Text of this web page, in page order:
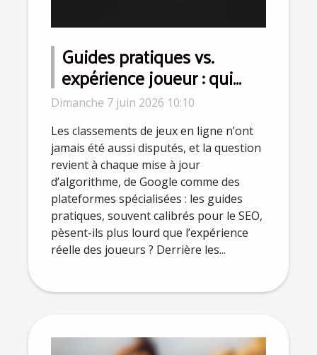
Guides pratiques vs.
expérience joueur : qui
influence vraiment les
classements ?
Dimanche 7 juin 2026 10:10
Les classements de jeux en ligne n’ont
jamais été aussi disputés, et la question
revient à chaque mise à jour
d’algorithme, de Google comme des
plateformes spécialisées : les guides
pratiques, souvent calibrés pour le SEO,
pèsent-ils plus lourd que l’expérience
réelle des joueurs ? Derrière les...